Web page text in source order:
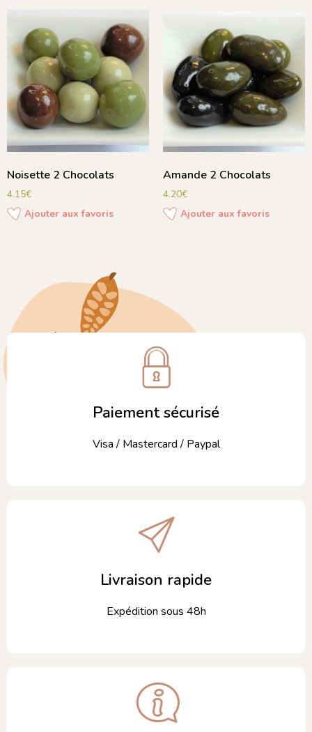
Noisette 2 Chocolats
4.15€
Ajouter aux favoris
Amande 2 Chocolats
4.20€
Ajouter aux favoris
Paiement sécurisé
Visa / Mastercard / Paypal
Livraison rapide
Expédition sous 48h